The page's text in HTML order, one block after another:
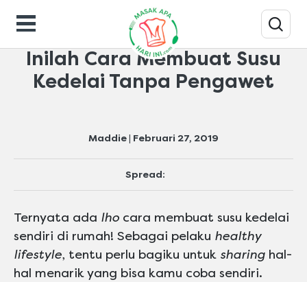
Tips-masak
Inilah Cara Membuat Susu
Kedelai Tanpa Pengawet
Maddie | Februari 27, 2019
Spread:
Ternyata ada lho cara membuat susu kedelai
sendiri di rumah! Sebagai pelaku healthy
lifestyle, tentu perlu bagiku untuk sharing hal-
hal menarik yang bisa kamu coba sendiri.